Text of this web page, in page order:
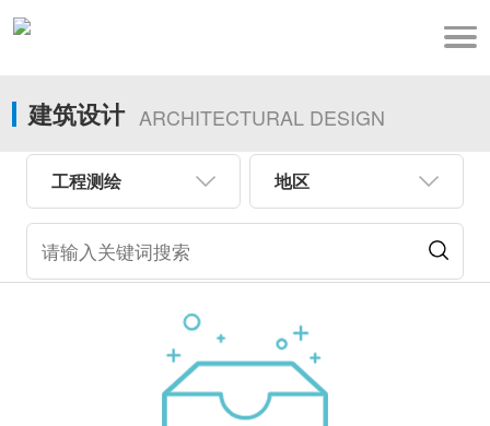
建筑设计 ARCHITECTURAL DESIGN
工程测绘 地区